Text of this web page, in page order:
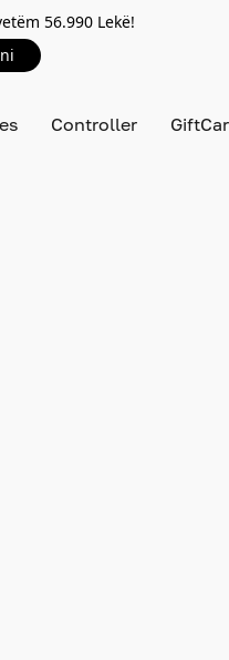
56.990 Lekë!
Controller